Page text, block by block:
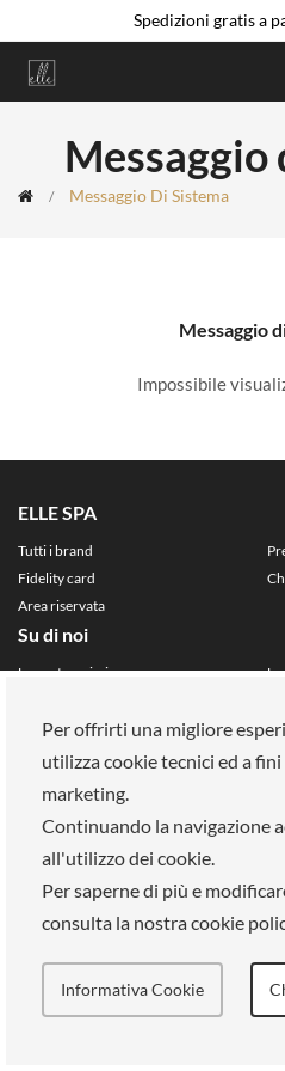
Spedizioni gratis a
Messaggio
Messaggio Di Sistema
Messaggio
Impossibile
ELLE SPA
Tutti i brand
Fidelity card
Area riservata
Su di noi
La nostra mission
Legal Area
Info privacy
Condizioni di vendita
ELLE SPA, Piazza Vittorio Emanuele II, 67-
Per offrirti una migliore
utilizza cookie tecnici ed a
marketing.
Continuando la navigazione
all'utilizzo dei cookie.
Per saperne di più e
consulta la nostra cookie
Informativa Cookie